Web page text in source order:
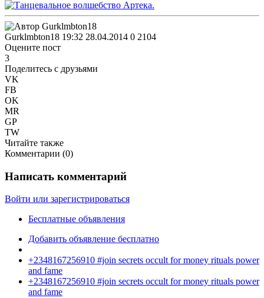
Gurklmbton18 19:32 28.04.2014 0 2104
Оцените пост
3
Поделитесь с друзьями
VK
FB
OK
MR
GP
TW
Читайте также
Комментарии (0)
Написать комментарий
Войти или зарегистрироваться
Бесплатные объявления
Добавить объявление бесплатно
+2348167256910 #join secrets occult for money rituals power
and fame
+2348167256910 #join secrets occult for money rituals power
and fame